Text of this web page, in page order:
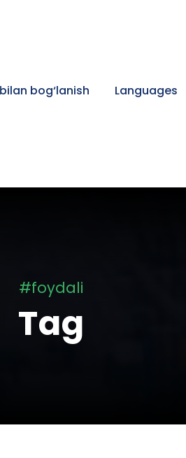
bog‘lanish Languages
#foydali
Tag